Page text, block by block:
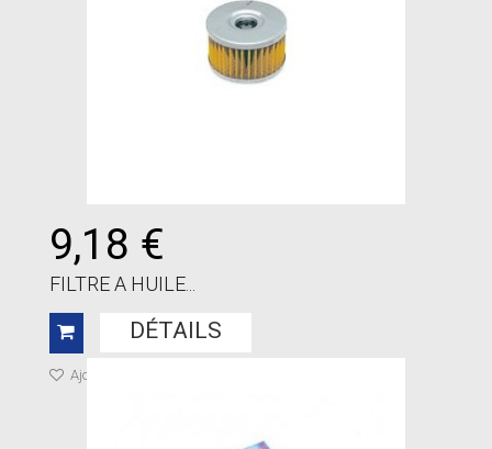
9,18 €
FILTRE A HUILE...
DÉTAILS
Ajouter à ma liste de cadeaux